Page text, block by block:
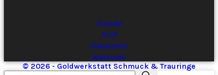
Kontakt
AGB
Datenschutz
Impressum
© 2026 - Goldwerkstatt Schmuck & Trauringe